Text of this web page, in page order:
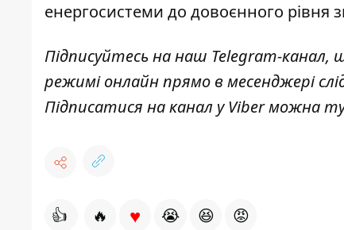
енергосистеми до довоєнного рівня
Підписуйтесь на наш Telegram-канал,
режимі онлайн прямо в месенджері
Підписатися на канал у Viber можна
👍 🔥 ♥ 😭 😆 😡